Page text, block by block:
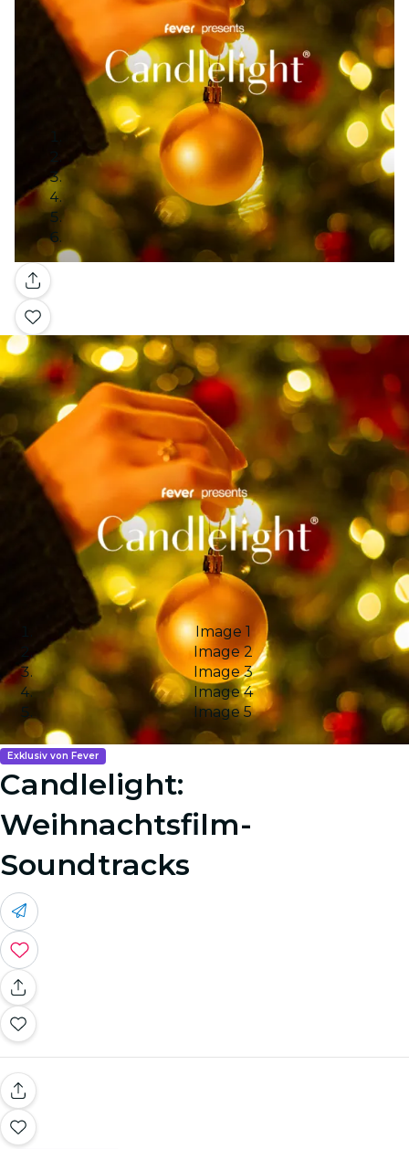
Galerie
Image 1
Image 2
Image 3
Image 4
Image 5
Exklusiv von Fever
Candlelight:
Weihnachtsfilm-
Soundtracks